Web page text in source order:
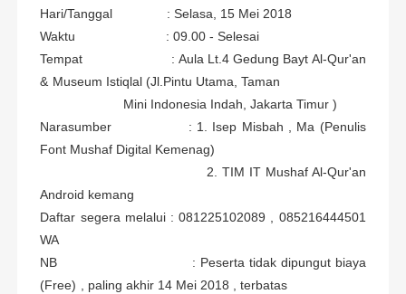
Hari/Tanggal : Selasa, 15 Mei 2018
Waktu : 09.00 - Selesai
Tempat : Aula Lt.4 Gedung Bayt Al-Qur'an
& Museum Istiqlal (Jl.Pintu Utama, Taman
Mini Indonesia Indah, Jakarta Timur )
Narasumber : 1. Isep Misbah , Ma (Penulis
Font Mushaf Digital Kemenag)
2. TIM IT Mushaf Al-Qur'an
Android kemang
Daftar segera melalui : 081225102089 , 085216444501
WA
NB : Peserta tidak dipungut biaya
(Free) , paling akhir 14 Mei 2018 , terbatas